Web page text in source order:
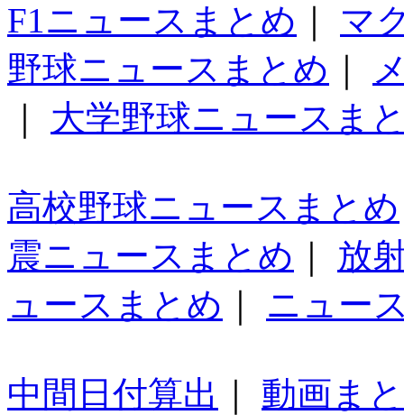
F1ニュースまとめ
マ
野球ニュースまとめ
大学野球ニュースま
高校野球ニュースまとめ
震ニュースまとめ
放
ュースまとめ
ニュー
中間日付算出
動画ま